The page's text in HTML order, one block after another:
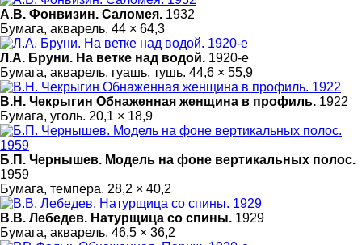
А.В. Фонвизин. Саломея. 1932
Бумага, акварель. 44 × 64,3
Л.А. Бруни. На ветке над водой. 1920-е
Бумага, акварель, гуашь, тушь. 44,6 × 55,9
В.Н. Чекрыгин Обнаженная женщина в профиль. 1922
Бумага, уголь. 20,1 × 18,9
Б.П. Чернышев. Модель на фоне вертикальных полос.
1959
Бумага, темпера. 28,2 × 40,2
В.В. Лебедев. Натурщица со спины. 1929
Бумага, акварель. 46,5 × 36,2